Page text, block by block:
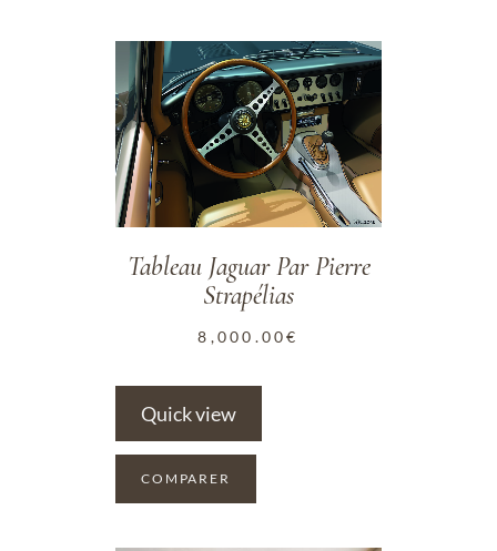
Tableau Jaguar Par Pierre
Strapélias
8,000.00€
Quick view
COMPARER